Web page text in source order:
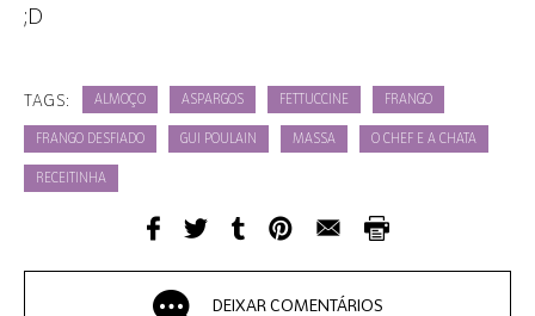
;D
TAGS: ALMOÇO ASPARGOS FETTUCCINE FRANGO
FRANGO DESFIADO GUI POULAIN MASSA O CHEF E A CHATA
RECEITINHA
DEIXAR COMENTÁRIOS